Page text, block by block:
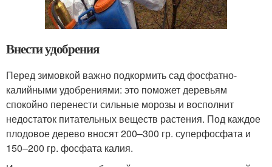
Внести удобрения
Перед зимовкой важно подкормить сад фосфатно-
калийными удобрениями: это поможет деревьям
спокойно перенести сильные морозы и восполнит
недостаток питательных веществ растения. Под каждое
плодовое дерево вносят 200–300 гр. суперфосфата и
150–200 гр. фосфата калия.